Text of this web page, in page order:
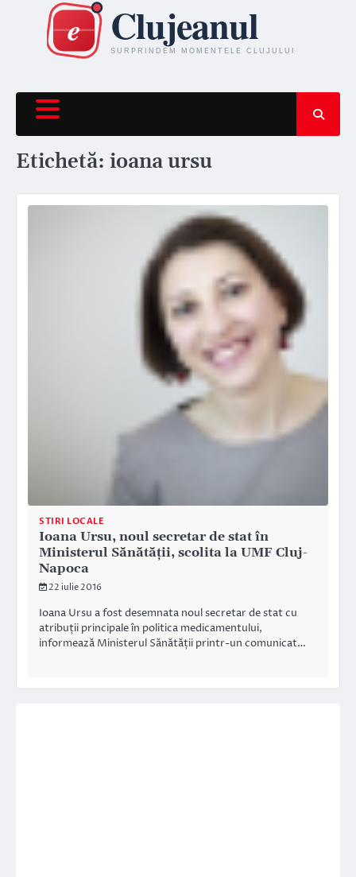
content
Etichetă: ioana ursu
STIRI LOCALE
Ioana Ursu, noul secretar de stat în
Ministerul Sănătății, scolita la UMF Cluj-
Napoca
22 iulie 2016
Ioana Ursu a fost desemnata noul secretar de stat cu
atribuții principale în politica medicamentului,
informează Ministerul Sănătății printr-un comunicat…